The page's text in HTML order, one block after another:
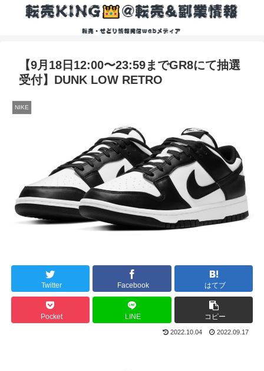
【9月18日12:00〜23:59までGR8にて抽選
受付】DUNK LOW RETRO
NIKE
Twitter Facebook はてブ
Pocket LINE コピー
2022.10.04 2022.09.17